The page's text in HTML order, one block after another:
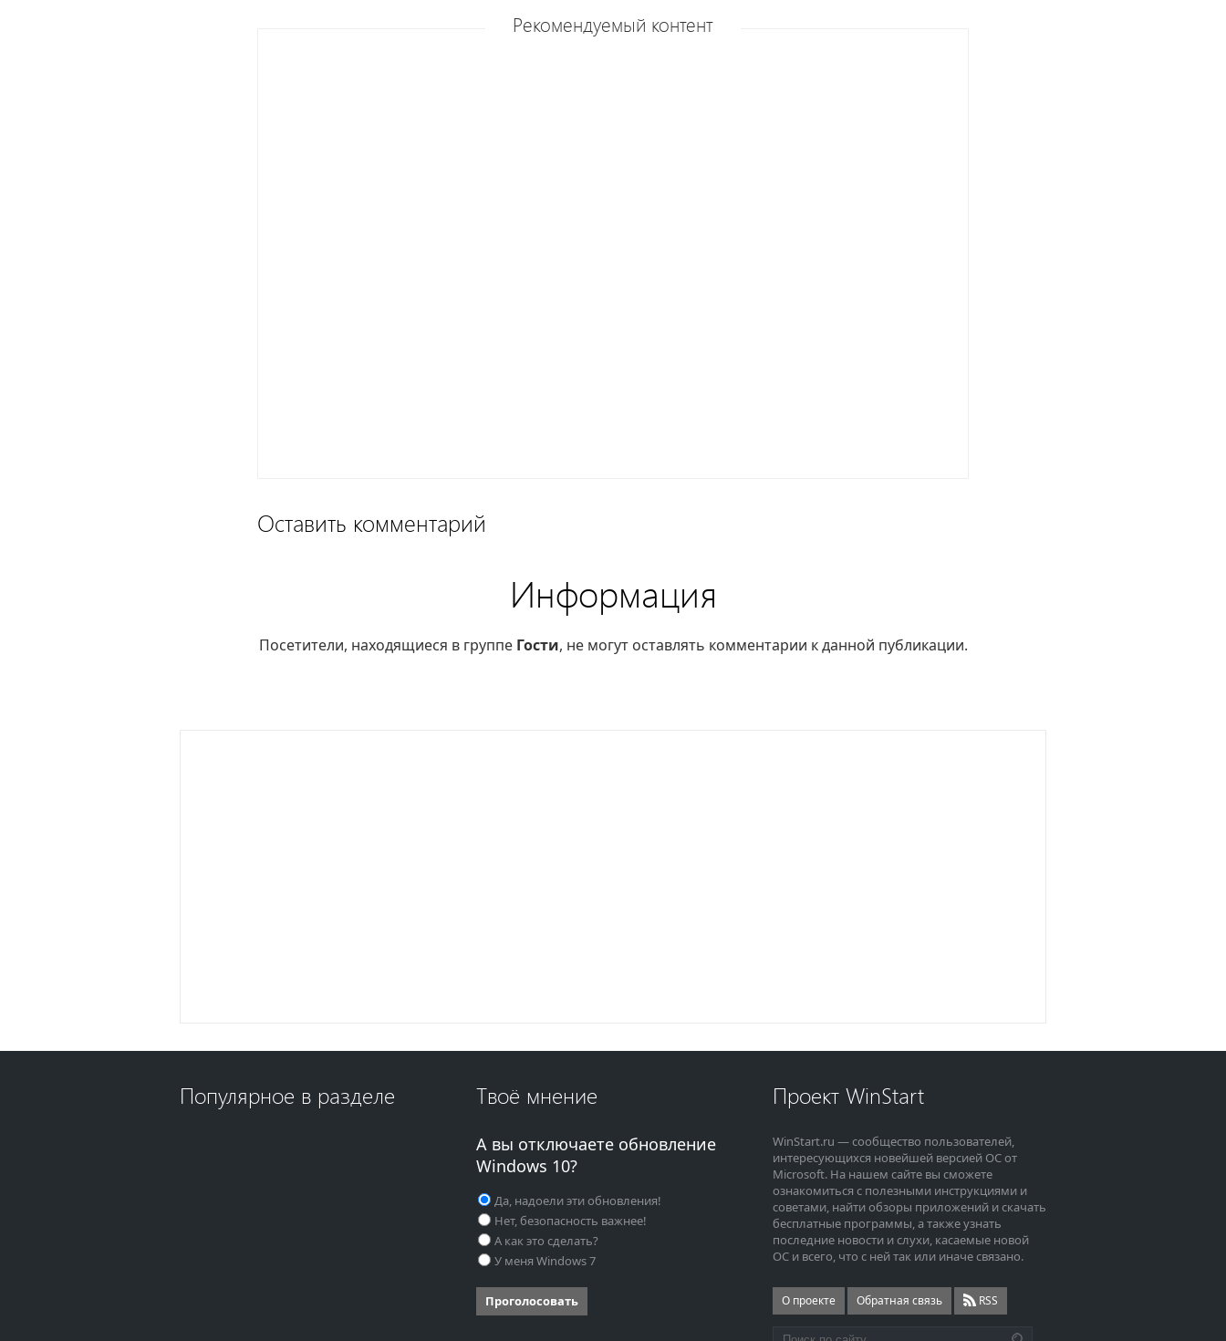
Рекомендуемый контент
Оставить комментарий
Информация
Посетители, находящиеся в группе Гости, не могут оставлять комментарии к данной публикации.
Популярное в разделе Твоё мнение
А вы отключаете обновление
Windows 10?
Да, надоели эти обновления!
Нет, безопасность важнее!
А как это сделать?
У меня Windows 7
Проголосовать
Проект WinStart
WinStart.ru — сообщество пользователей,
интересующихся новейшей версией ОС от
Microsoft. На нашем сайте вы сможете
ознакомиться с полезными инструкциями и
советами, найти обзоры приложений и скачать
бесплатные программы, а также узнать
последние новости и слухи, касаемые новой
ОС и всего, что с ней так или иначе связано.
О проекте Обратная связь RSS